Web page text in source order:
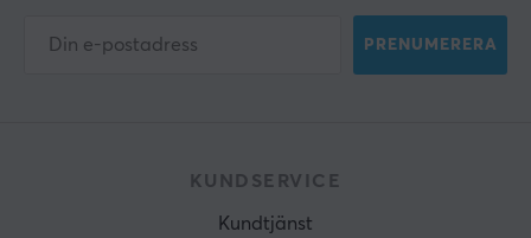
PRENUMERERA
KUNDSERVICE
Kundtjänst